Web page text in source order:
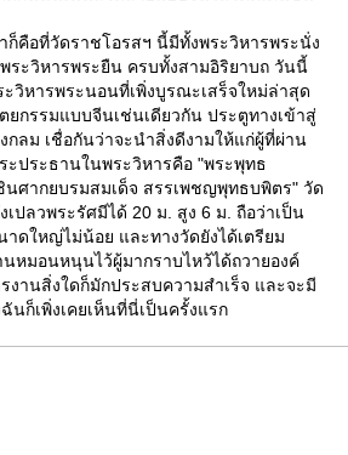
อที่วัดราชโอรสฯ นี้มีทั้งพระวิหารพระนั่ง
ระวิหารพระยืน ครบทั้งสามอิริยาบถ วันนี้
วิหารพระนอนที่เพิ่งบูรณะเสร็จใหม่ล่าสุด
กรรมแบบจีนเช่นเดียวกัน ประตูทางเข้าสู่
กลม เชื่อกันว่าจะนำสิ่งดีงามให้แก่ผู้ที่ผ่าน
ะประธานในพระวิหารคือ "พระพุทธ
ศากยบรมสมเด็จ สรรเพชญพุทธบพิตร" วัด
เปลวพระรัศมีได้ 20 ม. สูง 6 ม. ถือว่าเป็น
ดใหญ่ไม่น้อย และทางวัดยังได้เตรียม
หมอนหนุนไว้ผู้มากราบไหว้ได้ถวายองค์
งานสิ่งใดก็มักประสบความสำเร็จ และจะมี
ก็เพิ่งเคยเห็นที่นี่เป็นครั้งแรก